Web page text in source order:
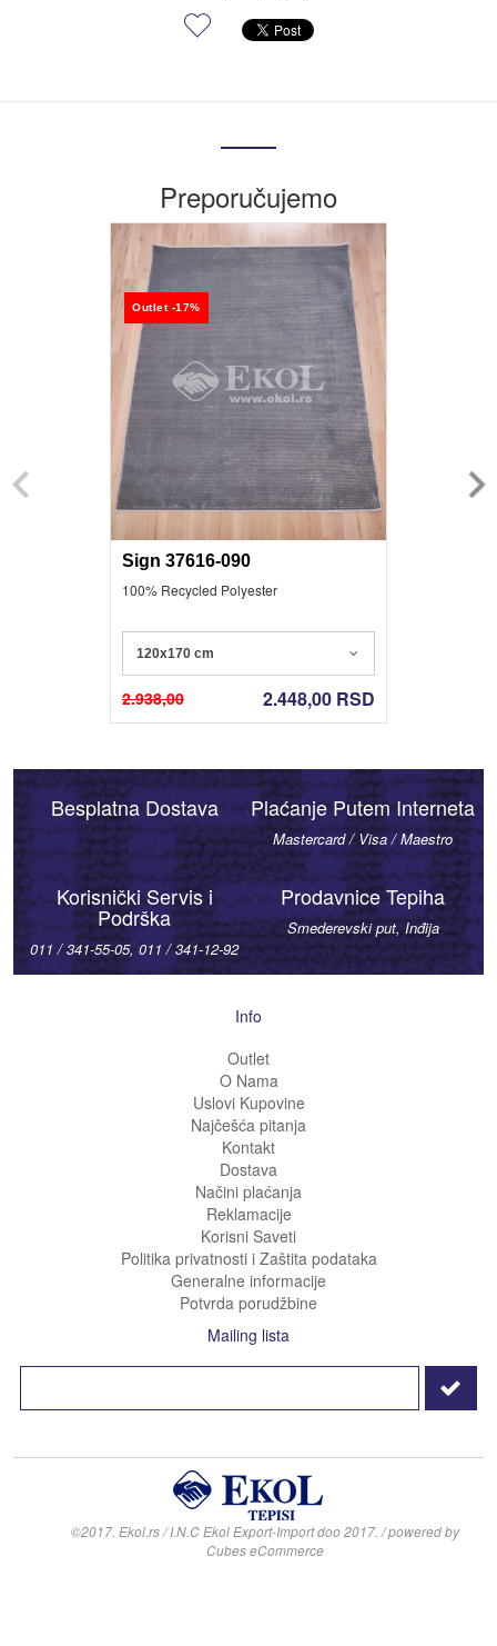
Preporučujemo
Outlet -17%
Sign 37616-090
100% Recycled Polyester
120x170 cm
2.938,00 2.448,00 RSD
Besplatna Dostava Plaćanje Putem Interneta
Mastercard / Visa / Maestro
Korisnički Servis i
Podrška
011 / 341-55-05, 011 / 341-12-92
Prodavnice Tepiha
Smederevski put, Inđija
Info
Outlet
O Nama
Uslovi Kupovine
Najčešća pitanja
Kontakt
Dostava
Načini plaćanja
Reklamacije
Korisni Saveti
Politika privatnosti i Zaštita podataka
Generalne informacije
Potvrda porudžbine
Mailing lista
©2017. Ekol.rs / I.N.C Ekol Export-Import doo 2017. / powered by
Cubes eCommerce